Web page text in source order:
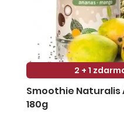
2 + 1
Smoothie Naturalis
180g